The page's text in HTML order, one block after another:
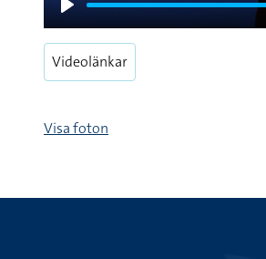
Play
Videolänkar
Visa foton